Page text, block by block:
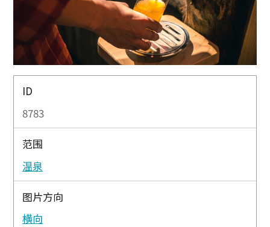
ID
8783
范围
温泉
图片方向
横向